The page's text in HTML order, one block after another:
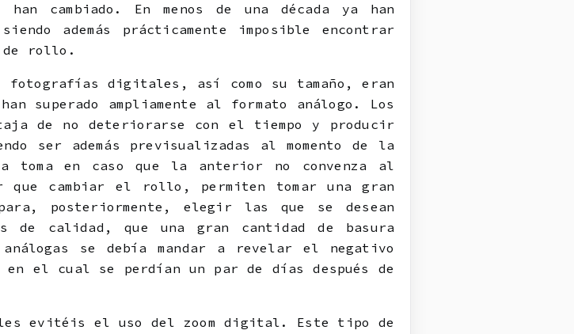
cambiado. En menos de una década ya han
además prácticamente imposible encontrar
de rollo.
digitales, así como su tamaño, eran
superado ampliamente al formato análogo. Los
de no deteriorarse con el tiempo y producir
ser además previsualizadas al momento de la
toma en caso que la anterior no convenza al
cambiar el rollo, permiten tomar una gran
posteriormente, elegir las que se desean
de calidad, que una gran cantidad de basura
se debía mandar a revelar el negativo
el cual se perdían un par de días después de
evitéis el uso del zoom digital. Este tipo de